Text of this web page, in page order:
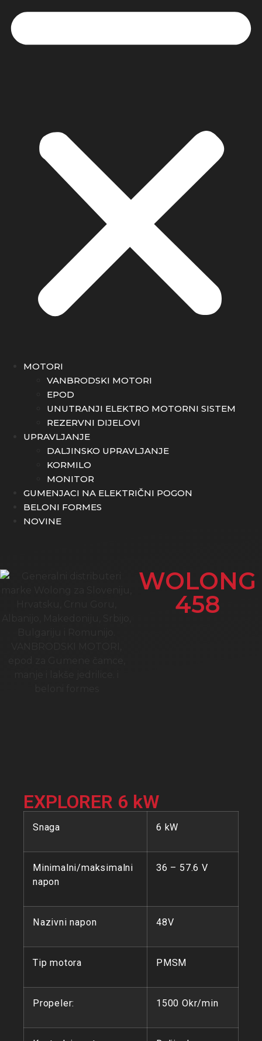
MOTORI
VANBRODSKI MOTORI
EPOD
UNUTRANJI ELEKTRO MOTORNI SISTEM
REZERVNI DIJELOVI
UPRAVLJANJE
DALJINSKO UPRAVLJANJE
KORMILO
MONITOR
GUMENJACI NA ELEKTRIČNI POGON
BELONI FORMES
NOVINE
WOLONG
458
EXPLORER 6 kW
Snaga 6 kW
Minimalni/maksimalni
napon
36 – 57.6 V
Nazivni napon 48V
Tip motora PMSM
Propeler: 1500 Okr/min